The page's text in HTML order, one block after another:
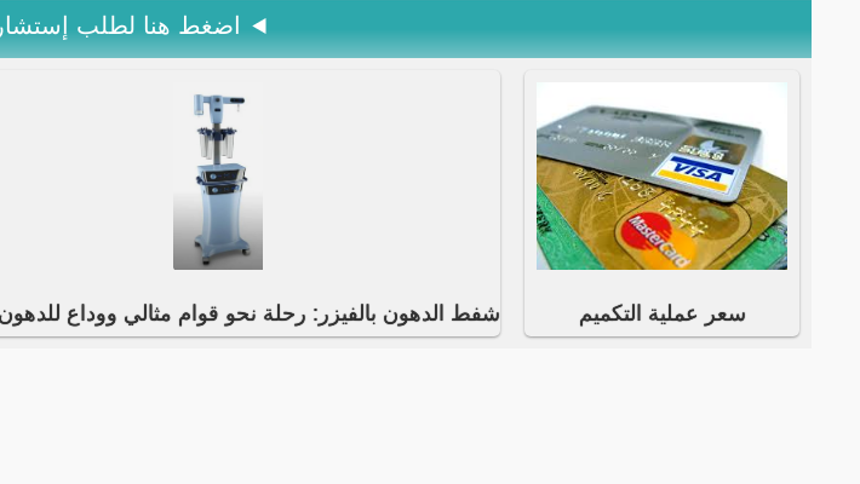
اضغط هنا لطلب
سعر عملية التكميم شفط الدهون بالفيزر: رحلة نحو قوام مثالي ووداع للدهون